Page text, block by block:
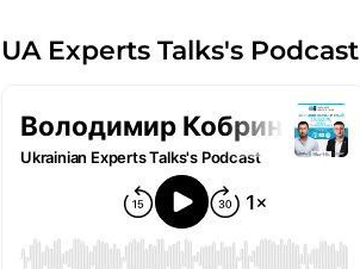
UA Experts Talks's Podcast